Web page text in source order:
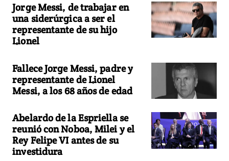
Jorge Messi, de trabajar en
una siderúrgica a ser el
representante de su hijo
Lionel
Fallece Jorge Messi, padre y
representante de Lionel
Messi, a los 68 años de edad
Abelardo de la Espriella se
reunió con Noboa, Milei y el
Rey Felipe VI antes de su
investidura